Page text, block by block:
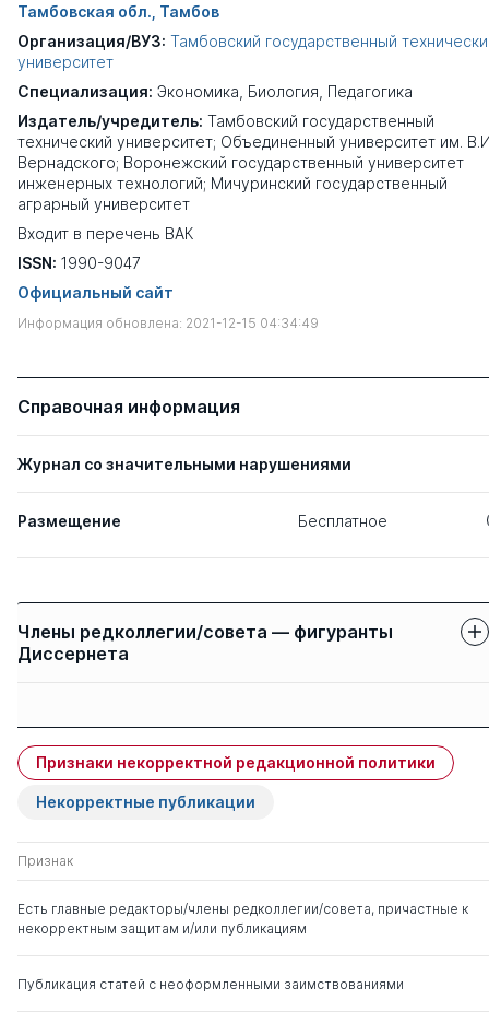
Тамбовская обл., Тамбов
Организация/ВУЗ: Тамбовский государственный
университет
Специализация: Экономика Биология Педагогика
Издатель/учредитель: Тамбовский государственный
технический университет; Объединенный университет им.
Вернадского; Воронежский государственный университет
инженерных технологий; Мичуринский государственный
аграрный университет
Входит в перечень ВАК
ISSN: 1990-9047
Официальный сайт
Информация обновлена: 2021-12-15 04:34:49
Справочная информация
Журнал со значительными нарушениями
Размещение Бесплатное
Члены редколлегии/совета — фигуранты
Диссернета
Мищенко Елена
Сергеевна
д. э.н. 1 0
Бешенков Сергей
Александрович
Спиридонов Сергей
Павлович
д. э.н.
Злобина Наталья
д. э.н. 1 6
Признаки некорректной редакционной политики
Некорректные публикации
Признак
Есть главные редакторы/члены редколлегии/совета, причастные к
некорректным защитам и/или публикациям
Публикация статей с неоформленными заимствованиями